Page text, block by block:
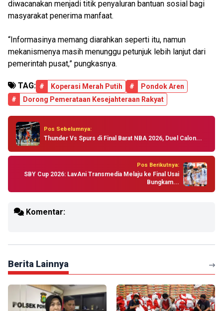
diwacanakan menjadi titik penyaluran bantuan sosial bagi
masyarakat penerima manfaat.
“Informasinya memang diarahkan seperti itu, namun
mekanismenya masih menunggu petunjuk lebih lanjut dari
pemerintah pusat,” pungkasnya.
TAG: # Koperasi Merah Putih #
Pondok Aren
#
Dorong Pemerataan Kesejahteraan Rakyat
Pos Sebelumnya:
Thunder Vs Spurs di Final Barat NBA 2026, Duel Calon...
Pos Berikutnya:
SBY Cup 2026: LavAni Transmedia Melaju ke Final Usai
Bungkam...
Komentar:
Berita Lainnya